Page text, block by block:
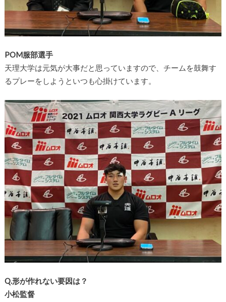
POM服部選手
天理大学は元気が大事だと思っていますので、チームを鼓舞す
るプレーをしようといつも心掛けています。
Q.形が作れない要因は？
小松監督